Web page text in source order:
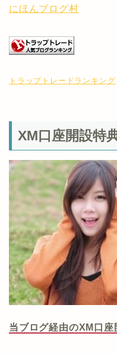
にほんブログ村
トラップトレードランキング
XM口座開設特
当ブログ経由のXM口座